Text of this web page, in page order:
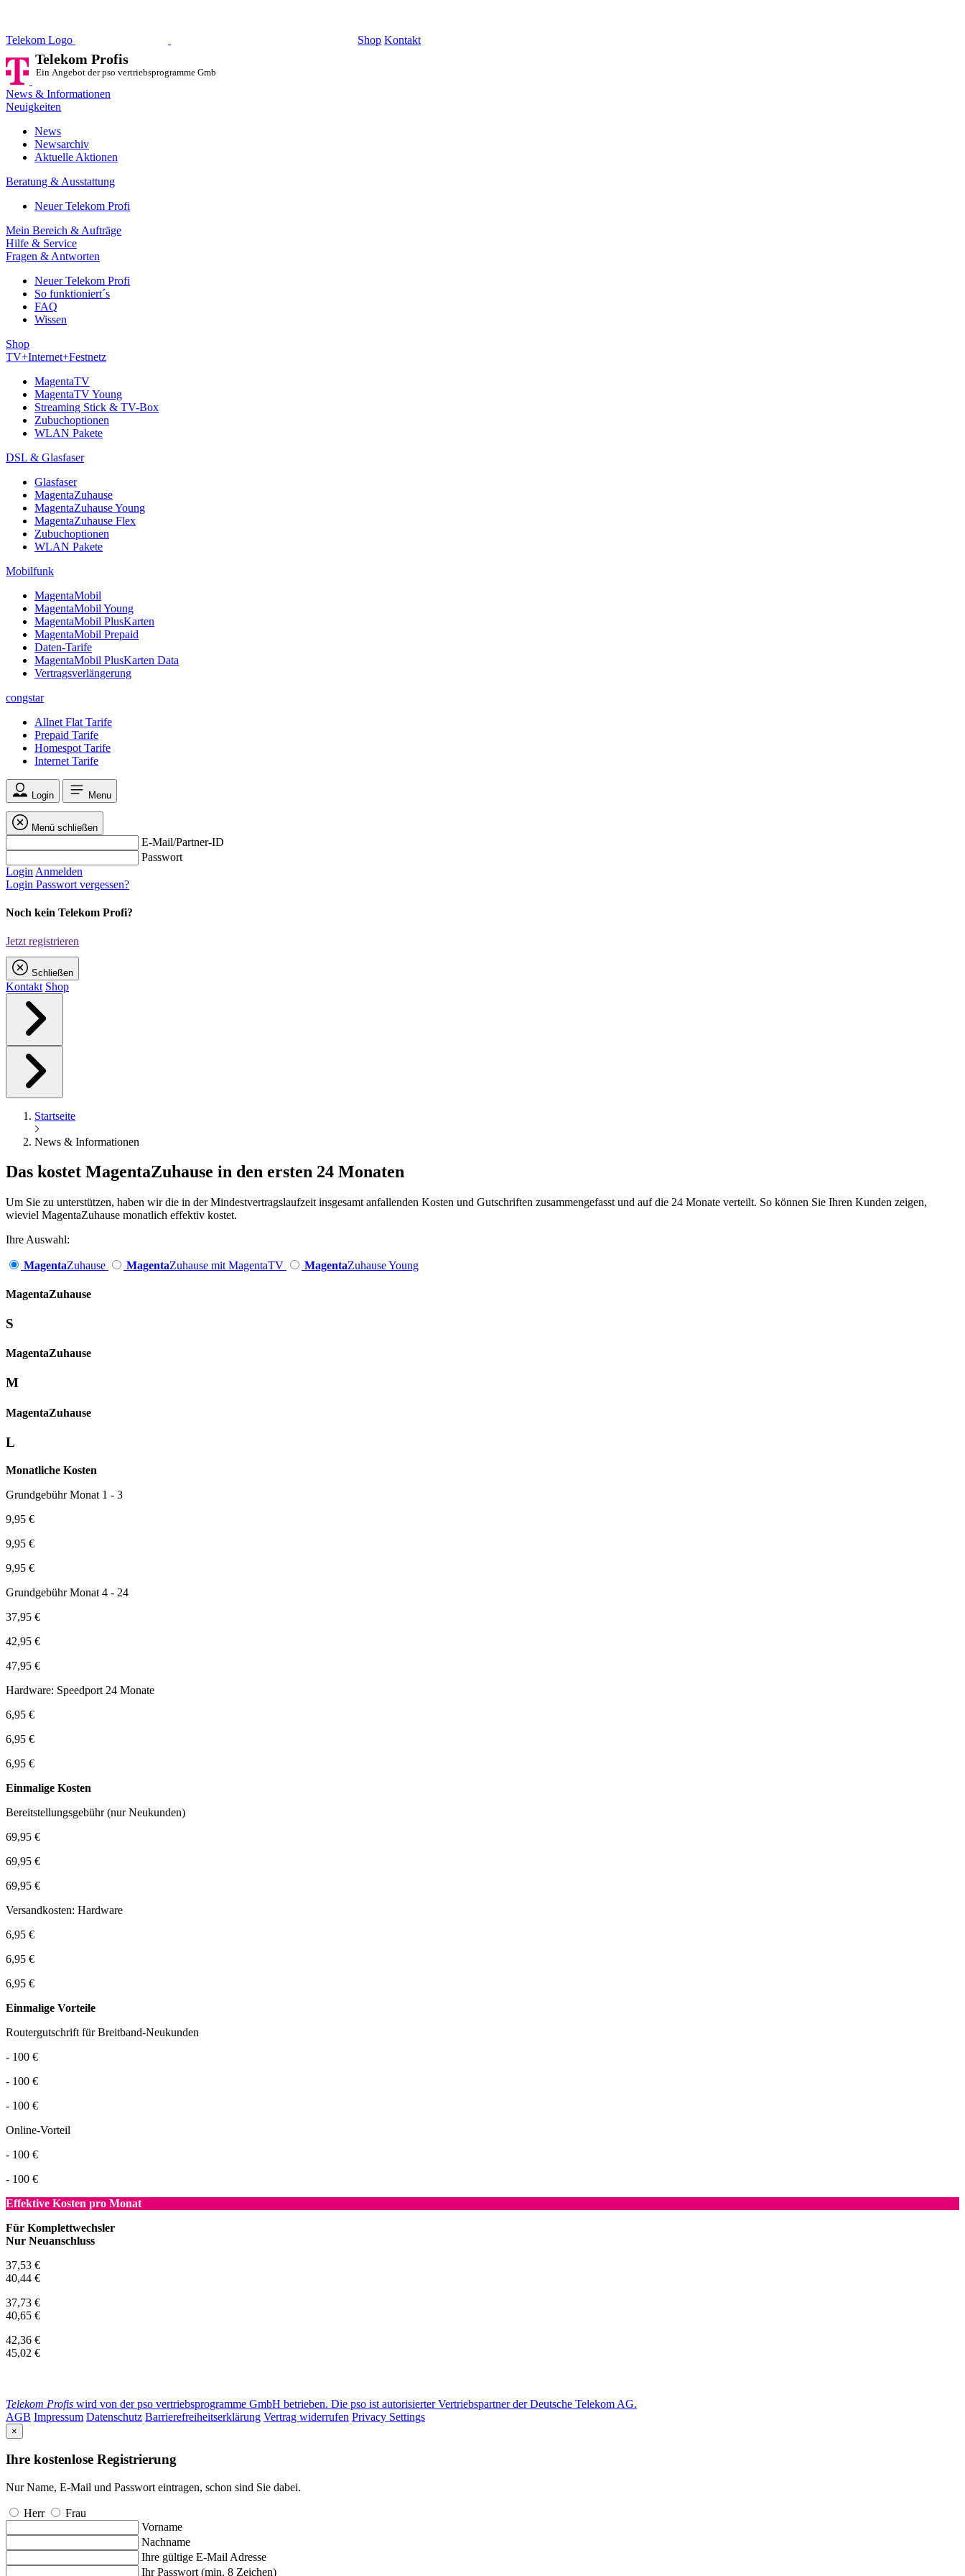
Telekom Logo Shop Kontakt
Telekom Profis
Ein Angebot der pso vertriebsprogramme GmbH
News & Informationen
Neuigkeiten
News
Newsarchiv
Aktuelle Aktionen
Beratung & Ausstattung
Neuer Telekom Profi
Mein Bereich & Aufträge
Hilfe & Service
Fragen & Antworten
Neuer Telekom Profi
So funktioniert´s
FAQ
Wissen
Shop
TV+Internet+Festnetz
MagentaTV
MagentaTV Young
Streaming Stick & TV-Box
Zubuchoptionen
WLAN Pakete
DSL & Glasfaser
Glasfaser
MagentaZuhause
MagentaZuhause Young
MagentaZuhause Flex
Zubuchoptionen
WLAN Pakete
Mobilfunk
MagentaMobil
MagentaMobil Young
MagentaMobil PlusKarten
MagentaMobil Prepaid
Daten-Tarife
MagentaMobil PlusKarten Data
Vertragsverlängerung
congstar
Allnet Flat Tarife
Prepaid Tarife
Homespot Tarife
Internet Tarife
Login Menu
Menü schließen
E-Mail/Partner-ID
Passwort
Login Anmelden
Login Passwort vergessen?
Noch kein Telekom Profi?
Jetzt registrieren
Schließen
Kontakt Shop
Startseite
News & Informationen
Das kostet MagentaZuhause in den ersten 24 Monaten
Um Sie zu unterstützen, haben wir die in der Mindestvertragslaufzeit insgesamt anfallenden Kosten und Gutschriften zusammengefasst und auf die 24 Monate verteilt. So können Sie Ihren Kunden zeigen,
wieviel MagentaZuhause monatlich effektiv kostet.
Ihre Auswahl:
MagentaZuhause MagentaZuhause mit MagentaTV MagentaZuhause Young
Magenta­Zuhause
S
Magenta­Zuhause
M
Magenta­Zuhause
L
Monatliche Kosten
Grundgebühr Monat 1 - 3
9,95 €
9,95 €
9,95 €
Grundgebühr Monat 4 - 24
37,95 €
42,95 €
47,95 €
Hardware: Speedport 24 Monate
6,95 €
6,95 €
6,95 €
Einmalige Kosten
Bereitstellungsgebühr (nur Neukunden)
69,95 €
69,95 €
69,95 €
Versandkosten: Hardware
6,95 €
6,95 €
6,95 €
Einmalige Vorteile
Routergutschrift für Breitband-Neukunden
- 100 €
- 100 €
- 100 €
Online-Vorteil
- 100 €
- 100 €
Effektive Kosten pro Monat
Für Komplettwechsler
Nur Neuanschluss
37,53 €
40,44 €
37,73 €
40,65 €
42,36 €
45,02 €
Telekom Profis wird von der pso vertriebsprogramme GmbH betrieben. Die pso ist autorisierter Vertriebspartner der Deutsche Telekom AG.
AGB Impressum Datenschutz Barrierefreiheitserklärung Vertrag widerrufen Privacy Settings
×
Ihre kostenlose Registrierung
Nur Name, E-Mail und Passwort eintragen, schon sind Sie dabei.
Herr
Frau
Vorname
Nachname
Ihre gültige E-Mail Adresse
Ihr Passwort (min. 8 Zeichen)